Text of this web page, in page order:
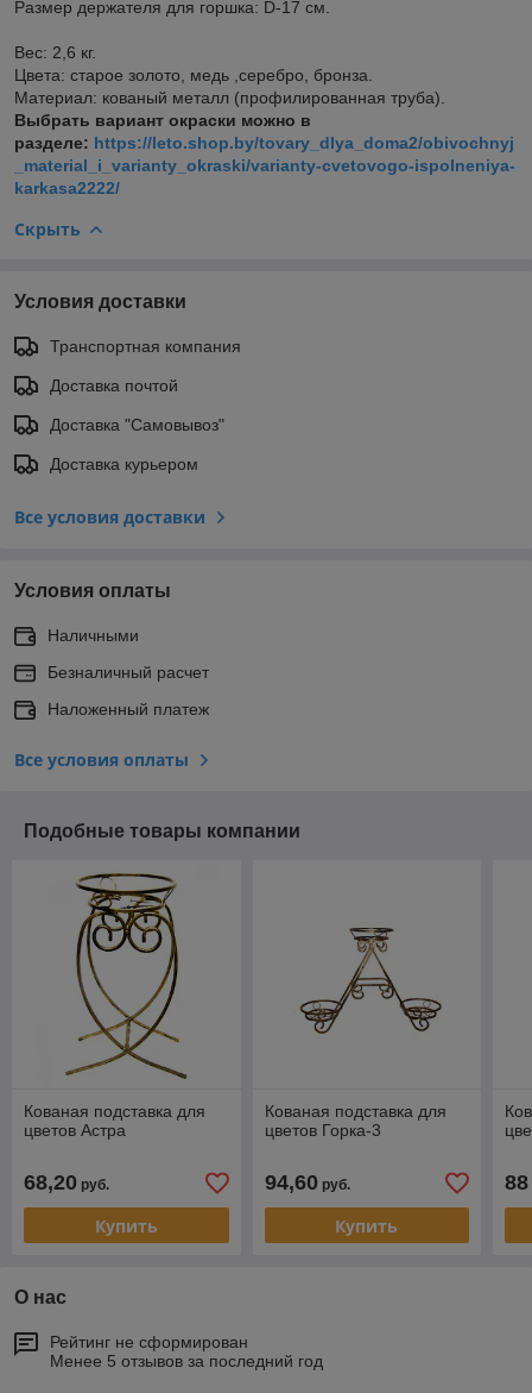
Размер держателя для горшка: D-17 см.
Вес: 2,6 кг.
Цвета: старое золото, медь ,серебро, бронза.
Материал: кованый металл (профилированная труба).
Выбрать вариант окраски можно в
разделе: https://leto.shop.by/tovary_dlya_doma2/obivochnyj
_material_i_varianty_okraski/varianty-cvetovogo-ispolneniya-
karkasa2222/
Скрыть
Условия доставки
Транспортная компания
Доставка почтой
Доставка "Самовывоз"
Доставка курьером
Все условия доставки
Условия оплаты
Наличными
Безналичный расчет
Наложенный платеж
Все условия оплаты
Подобные товары компании
Кованая подставка для
цветов Астра
68,20 руб.
Купить
Кованая подставка для
цветов Горка-3
94,60руб.
Купить
88
О нас
Рейтинг не сформирован
Менее 5 отзывов за последний год